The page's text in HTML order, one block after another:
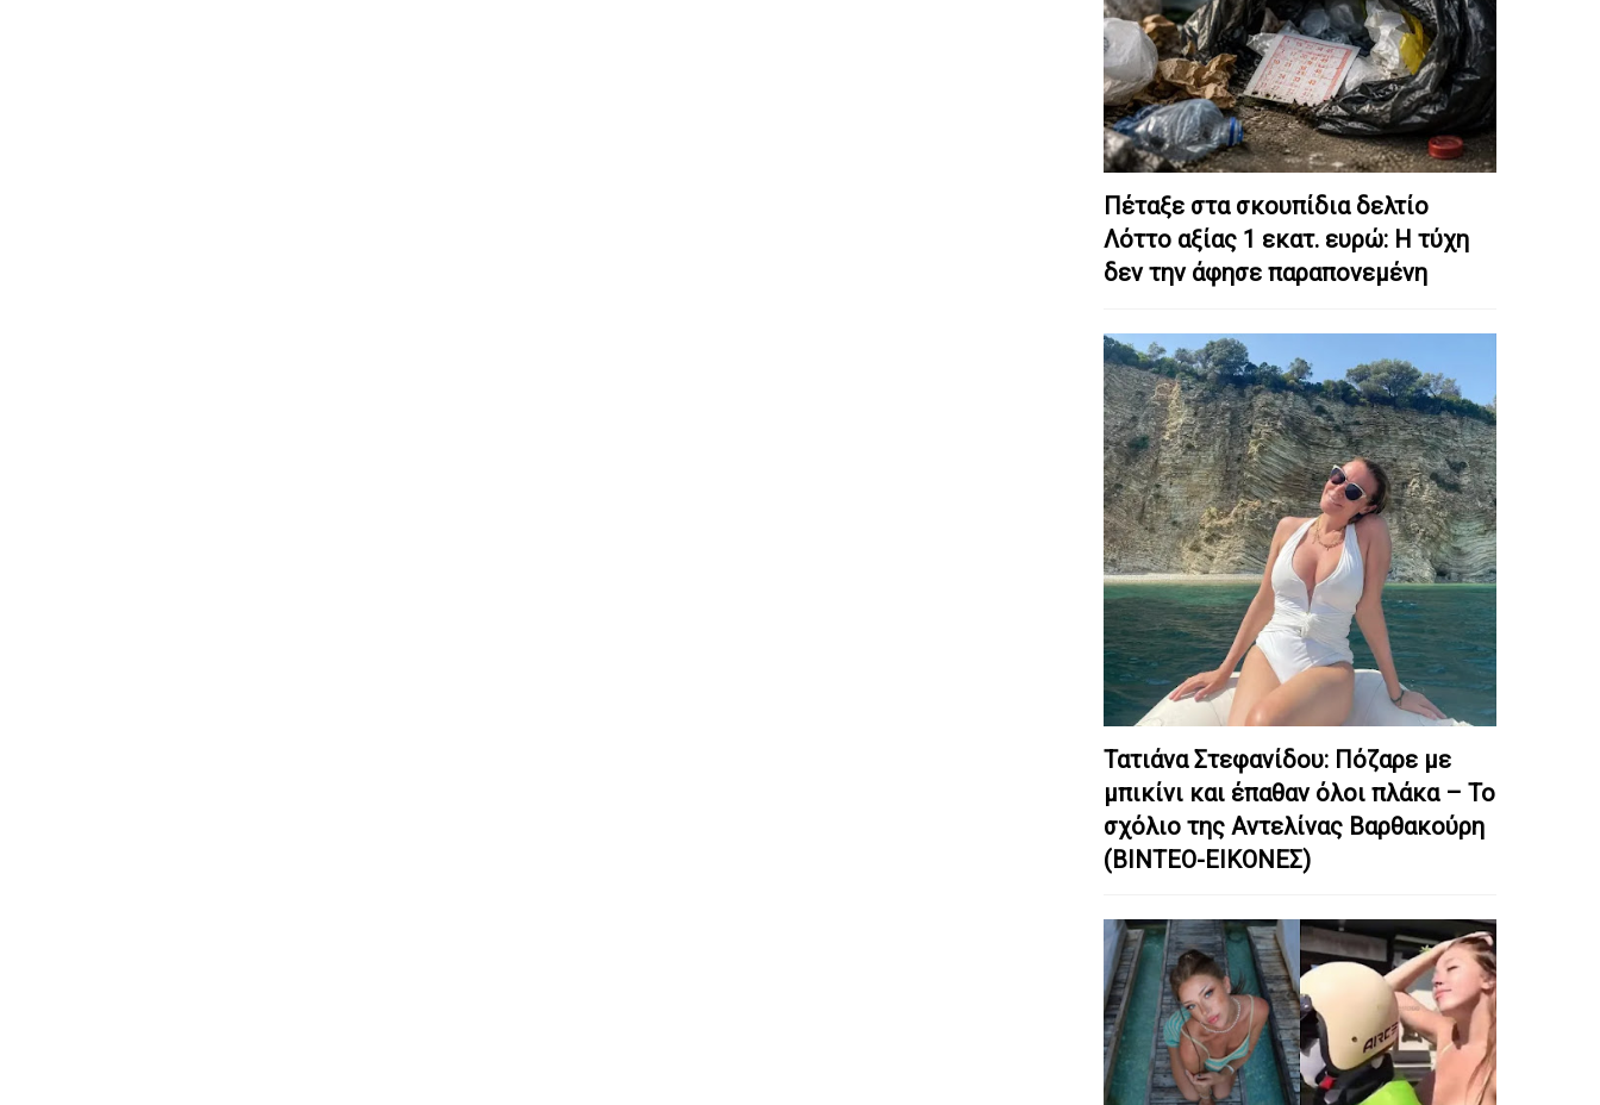
Πέταξε στα σκουπίδια δελτίο
Λόττο αξίας 1 εκατ. ευρώ: Η τύχη
δεν την άφησε παραπονεμένη
Τατιάνα Στεφανίδου: Πόζαρε με
μπικίνι και έπαθαν όλοι πλάκα – Το
σχόλιο της Αντελίνας Βαρθακούρη
(ΒΙΝΤΕΟ-ΕΙΚΟΝΕΣ)